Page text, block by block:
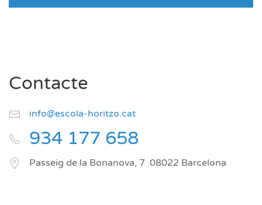
Contacte
info@escola-horitzo.cat
934 177 658
Passeig de la Bonanova, 7 08022 Barcelona